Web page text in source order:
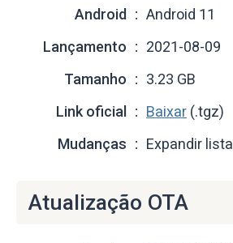
Android
Android 11
Lançamento
2021-08-09
Tamanho
3.23 GB
Link oficial
Baixar (.tgz)
Mudanças
Expandir lista
Atualização OTA